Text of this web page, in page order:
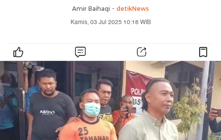
Amir Baihaqi - detikNews
Kamis, 03 Jul 2025 10:18 WIB